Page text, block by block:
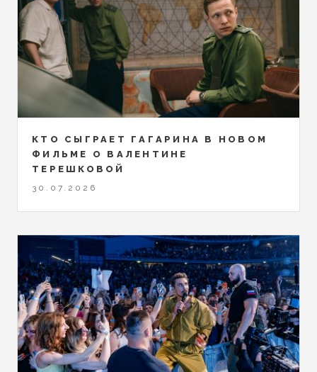
КТО СЫГРАЕТ ГАГАРИНА В НОВОМ
ФИЛЬМЕ О ВАЛЕНТИНЕ
ТЕРЕШКОВОЙ
30.07.2026